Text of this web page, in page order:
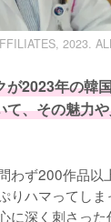
2023.
が2023年の韓
て、その魅力
わず200作品以
りハマってし
に深く刺さっ